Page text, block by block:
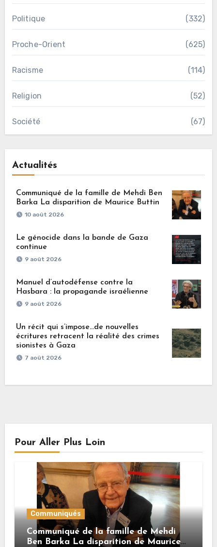
Politique (332)
Proche-Orient (625)
Racisme (114)
Religion (52)
Société (67)
Actualités
Communiqué de la famille de Mehdi Ben
Barka La disparition de Maurice Buttin
10 août 2026
Le génocide dans la bande de Gaza
continue
9 août 2026
Manuel d’autodéfense contre la
Hasbara : la propagande israélienne
9 août 2026
Un récit qui s’impose…de nouvelles
écritures retracent la réalité des crimes
sionistes à Gaza
7 août 2026
Pour Aller Plus Loin
Communiqués
Communiqué de la famille de Mehdi
Ben Barka La disparition de Maurice